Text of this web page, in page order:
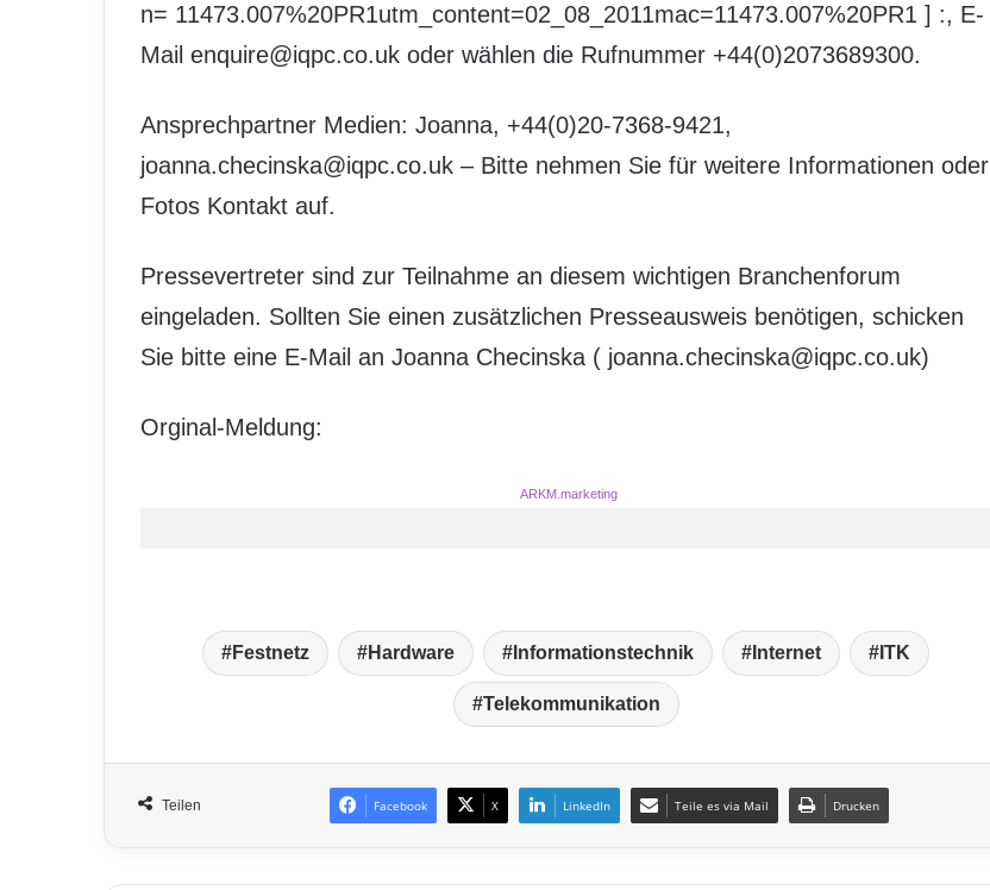
n= 11473.007%20PR1utm_content=02_08_2011mac=11473.007%20PR1 ] :, E-
Mail enquire@iqpc.co.uk oder wählen die Rufnummer +44(0)2073689300.
Ansprechpartner Medien: Joanna, +44(0)20-7368-9421,
joanna.checinska@iqpc.co.uk – Bitte nehmen Sie für weitere Informationen oder
Fotos Kontakt auf.
Pressevertreter sind zur Teilnahme an diesem wichtigen Branchenforum
eingeladen. Sollten Sie einen zusätzlichen Presseausweis benötigen, schicken
Sie bitte eine E-Mail an Joanna Checinska ( joanna.checinska@iqpc.co.uk)
Orginal-Meldung:
ARKM.marketing
Festnetz Hardware Informationstechnik Internet ITK
Telekommunikation
Teilen Facebook X LinkedIn Teile es via Mail Drucken